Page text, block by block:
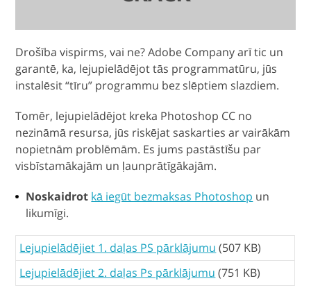
Drošība vispirms, vai ne? Adobe Company arī tic un
garantē, ka, lejupielādējot tās programmatūru, jūs
instalēsit “tīru” programmu bez slēptiem slazdiem.
Tomēr, lejupielādējot kreka Photoshop CC no
nezināmā resursa, jūs riskējat saskarties ar vairākām
nopietnām problēmām. Es jums pastāstīšu par
visbīstamākajām un ļaunprātīgākajām.
Noskaidrot kā iegūt bezmaksas Photoshop un
likumīgi.
Lejupielādējiet 1. daļas PS pārklājumu (507 KB)
Lejupielādējiet 2. daļas Ps pārklājumu (751 KB)